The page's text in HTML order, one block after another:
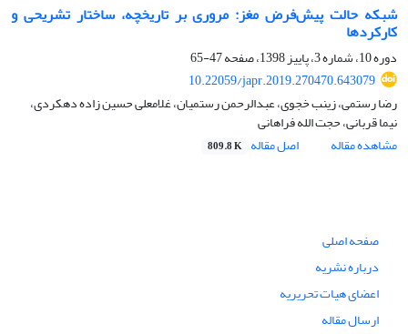
شبکه حالت پیش‌فرض مغز: مروری بر تاریخچه، ساختار تشریحی و
کارکردها
دوره 10، شماره 3، پاییز 1398، صفحه
47-65
10.22059/japr.2019.270470.643079
رضا رستمی، زینب خجوی، عبدالرحمن رستمیان، غلامعلی حسین زاده دهکردی،
نیما قربانی، حجت الله فراهانی
مشاهده مقاله
اصل مقاله 809.8 K
صفحه اصلی
درباره نشریه
اعضای هیات تحریریه
ارسال مقاله